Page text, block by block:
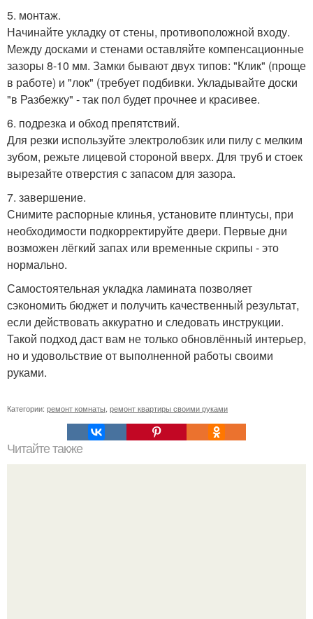
5. монтаж.
Начинайте укладку от стены, противоположной входу.
Между досками и стенами оставляйте компенсационные
зазоры 8-10 мм. Замки бывают двух типов: "Клик" (проще
в работе) и "лок" (требует подбивки. Укладывайте доски
"в Разбежку" - так пол будет прочнее и красивее.
6. подрезка и обход препятствий.
Для резки используйте электролобзик или пилу с мелким
зубом, режьте лицевой стороной вверх. Для труб и стоек
вырезайте отверстия с запасом для зазора.
7. завершение.
Снимите распорные клинья, установите плинтусы, при
необходимости подкорректируйте двери. Первые дни
возможен лёгкий запах или временные скрипы - это
нормально.
Самостоятельная укладка ламината позволяет
сэкономить бюджет и получить качественный результат,
если действовать аккуратно и следовать инструкции.
Такой подход даст вам не только обновлённый интерьер,
но и удовольствие от выполненной работы своими
руками.
Категории: ремонт комнаты ремонт квартиры своими руками
Читайте также